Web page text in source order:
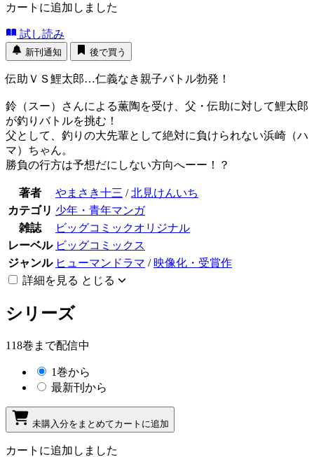
カートに追加しました
試し読み
新刊通知 後で買う
伝助ＶＳ鯉太郎…仁義なき親子バトル勃発！
鈴（スー）さんによる薫陶を受け、父・伝助に対して鯉太郎
が釣りバトルを挑む！
父として、釣りの大先輩として絶対に負けられない浜崎（ハ
マ）ちゃん。
勝負の行方は予想だにしない方向へーー！？
著者 やまさき十三 /北見けんいち
カテゴリ 少年・青年マンガ
雑誌
ビッグコミックオリジナル
レーベル ビッグコミックス
ジャンル ヒューマンドラマ / 映像化・受賞作
詳細を見る とじる
シリーズ
118巻まで配信中
1巻から
最新刊から
未購入分をまとめてカートに追加
カートに追加しました